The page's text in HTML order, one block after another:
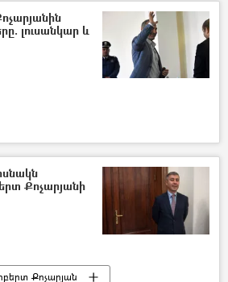
լուսանկար և
Քոչարյանի
Քոչարյան